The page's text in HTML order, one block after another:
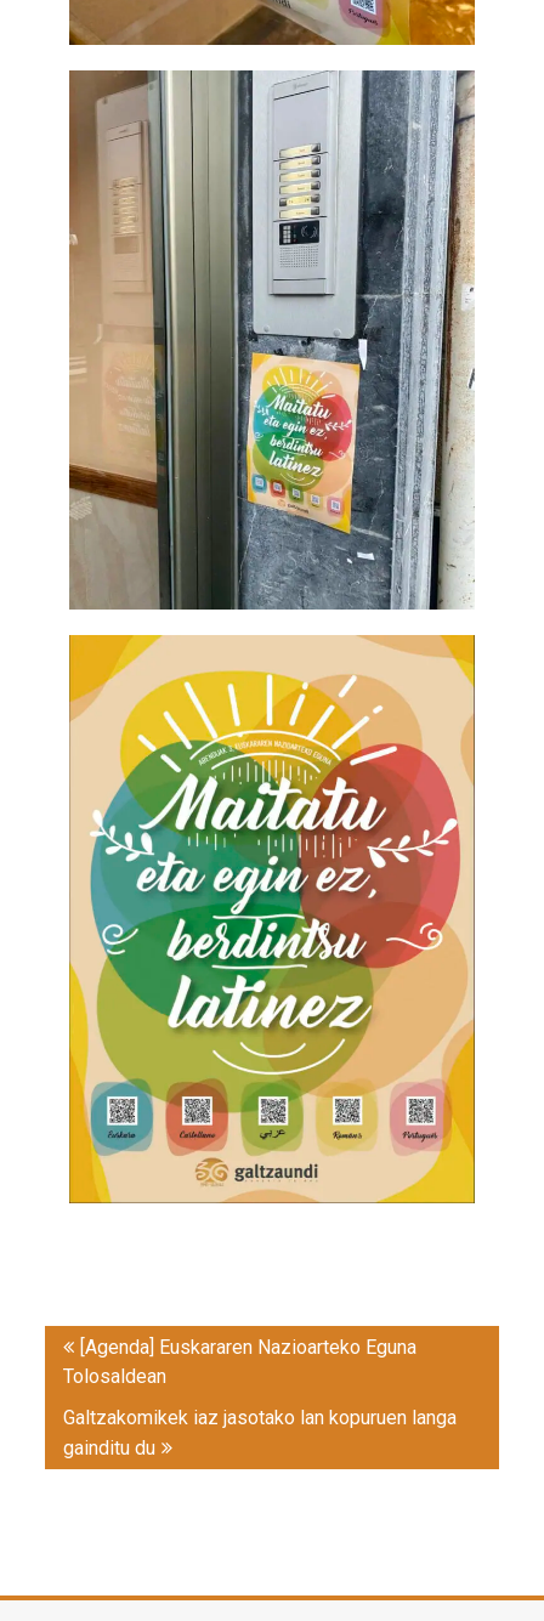
Post
navigation
[Agenda] Euskararen Nazioarteko Eguna
Tolosaldean
Galtzakomikek iaz jasotako lan kopuruen langa
gainditu du